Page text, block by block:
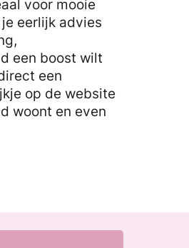
voor mooie
eerlijk advies
een boost wilt
een
op de website
woont en even